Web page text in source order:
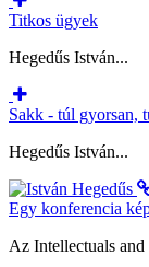
Titkos ügyek
Hegedűs István...
Sakk - túl gyorsan,
Hegedűs István...
Egy konferencia
Az Intellectuals